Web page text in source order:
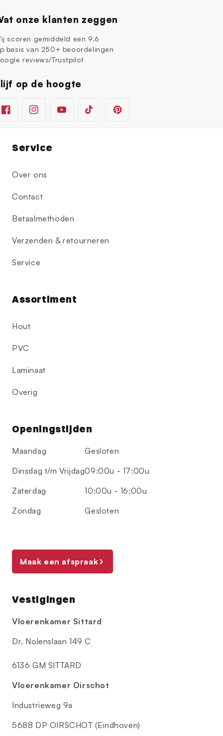
onze klanten zeggen
scoren gemiddeld een 9.6
basis van 250+ beoordelingen
reviews/Trustpilot
op de hoogte
FacebookInstagramYouTubeTikTok Pinterest
Service
Over ons
Contact
Betaalmethoden
Verzenden & retourneren
Service
Assortiment
Hout
PVC
Laminaat
Overig
Openingstijden
Maandag
Dinsdag t/m Vrijdag
Zaterdag
Zondag
Gesloten
09:00u - 17:00u
10:00u - 16:00u
Gesloten
Maak een afspraak
Vestigingen
Vloerenkamer Sittard
Dr. Nolenslaan 149 C
6136 GM SITTARD
Vloerenkamer Oirschot
Industrieweg 9a
5688 DP OIRSCHOT (Eindhoven)